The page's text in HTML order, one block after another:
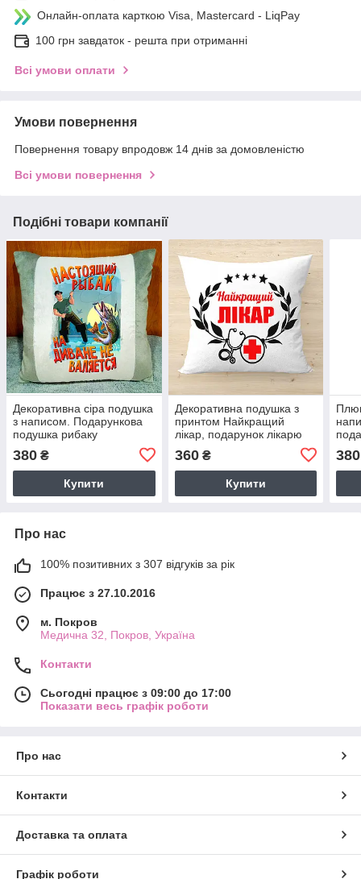
Онлайн-оплата карткою Visa, Mastercard - LiqPay
100 грн завдаток - решта при отриманні
Всі умови оплати
Умови повернення
Повернення товару впродовж 14 днів за домовленістю
Всі умови повернення
Подібні товари компанії
Декоративна сіра подушка
з написом. Подарункова
подушка рибаку
380 ₴
Купити
Декоративна подушка з
принтом Найкращий
лікар, подарунок лікарю
360₴
Купити
380
Про нас
100% позитивних з 307 відгуків за рік
Працює з 27.10.2016
м. Покров
Медична 32, Покров, Україна
Контакти
Сьогодні працює з 09:00 до 17:00
Показати весь графік роботи
Про нас
Контакти
Доставка та оплата
Графік роботи